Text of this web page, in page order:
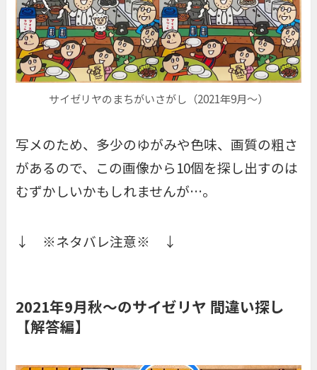
サイゼリヤのまちがいさがし（2021年9月〜）
写メのため、多少のゆがみや色味、画質の粗さ
があるので、この画像から10個を探し出すのは
むずかしいかもしれませんが…。
↓ ※ネタバレ注意※ ↓
2021年9月秋〜のサイゼリヤ 間違い探し
【解答編】